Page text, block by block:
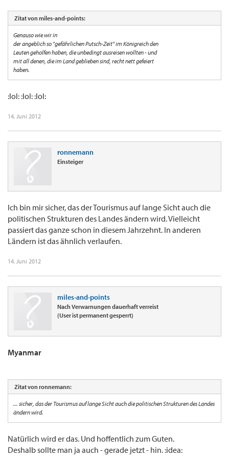
Zitat von miles-and-points:
Genauso wie wir in
der angeblich so "gefährlichen Putsch-Zeit" im Königreich den
Leuten geholfen haben, die unbedingt ausreisen wollten - und
mit all denen, die im Land geblieben sind, recht nett gefeiert
haben.
:lol: :lol: :lol:
14. Juni 2012
ronnemann
Einsteiger
Ich bin mir sicher, das der Tourismus auf lange Sicht auch die
politischen Strukturen des Landes ändern wird. Vielleicht
passiert das ganze schon in diesem Jahrzehnt. In anderen
Ländern ist das ähnlich verlaufen.
14. Juni 2012
miles-and-points
Nach Verwarnungen dauerhaft verreist
(User ist permanent gesperrt)
Myanmar
Zitat von ronnemann:
... sicher, das der Tourismus auf lange Sicht auch die politischen Strukturen des Landes
ändern wird.
Natürlich wird er das. Und hoffentlich zum Guten.
Deshalb sollte man ja auch - gerade jetzt - hin. :idea: